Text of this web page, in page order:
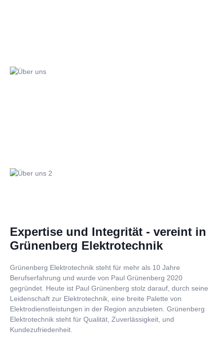
Expertise und Integrität - vereint in
Grünenberg Elektrotechnik
Grünenberg Elektrotechnik steht für mehr als 10 Jahre
Berufserfahrung und wurde von Paul Grünenberg 2020
gegründet. Heute ist Paul Grünenberg stolz darauf, durch seine
Leidenschaft zur Elektrotechnik, eine breite Palette von
Elektrodienstleistungen in der Region anzubieten. Grünenberg
Elektrotechnik steht für Qualität, Zuverlässigkeit, und
Kundezufriedenheit.